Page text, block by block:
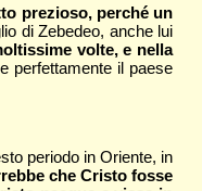
prezioso, perché un
di Zebedeo, anche lui
volte, e nella
perfettamente il paese
periodo in Oriente, in
che Cristo fosse